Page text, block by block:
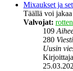
Mixaukset ja
Täällä voi
Valvojat:
109
280
Uusin
Kirjoittaja